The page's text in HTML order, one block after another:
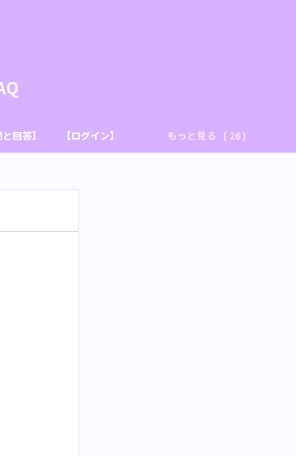
回答】 【ログイン】 もっと見る